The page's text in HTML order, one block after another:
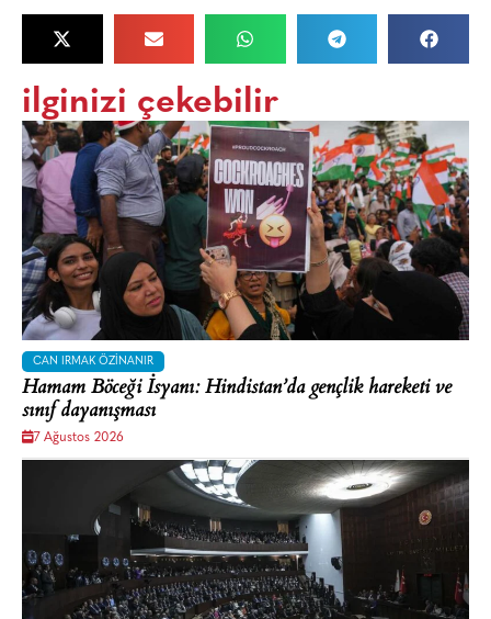
ilginizi çekebilir
CAN IRMAK ÖZINANIR
Hamam Böceği İsyanı: Hindistan’da gençlik hareketi ve
sınıf dayanışması
7 Ağustos 2026